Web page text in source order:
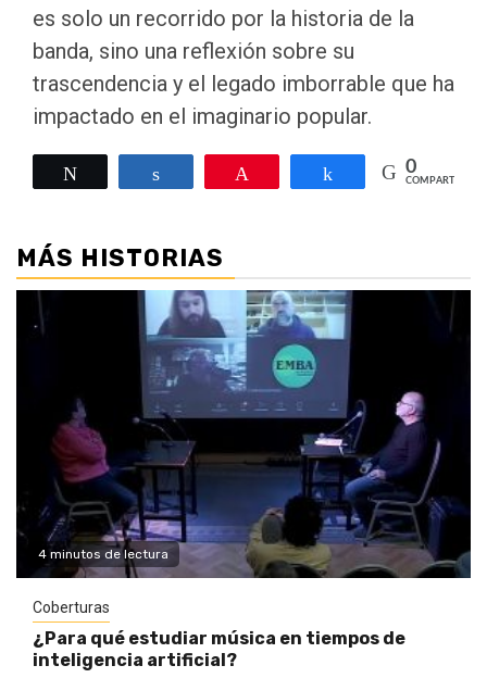
es solo un recorrido por la historia de la
banda, sino una reflexión sobre su
trascendencia y el legado imborrable que ha
impactado en el imaginario popular.
Compartir Compartir
0
COMPARTIR
MÁS HISTORIAS
4 minutos de lectura
Coberturas
¿Para qué estudiar música en tiempos de
inteligencia artificial?